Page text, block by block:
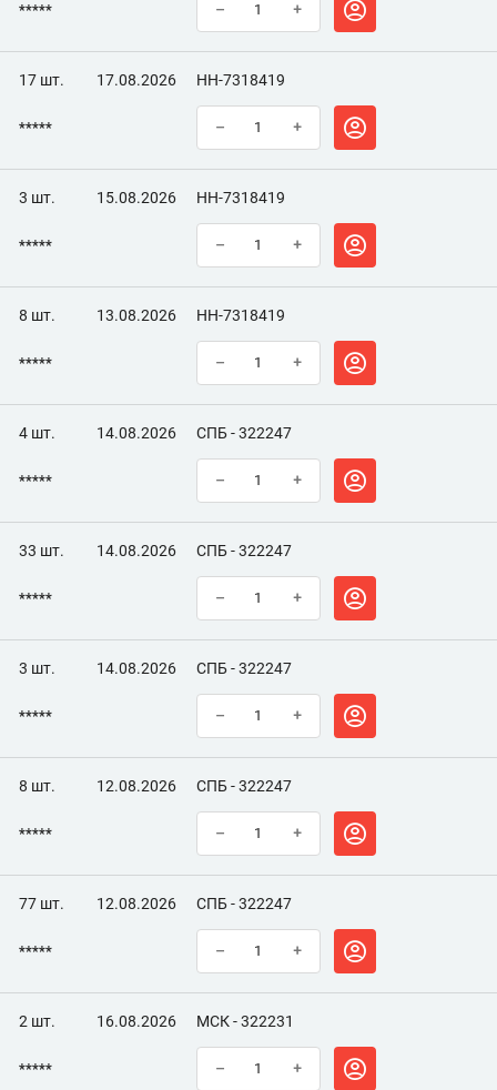
***** – +
17 шт. 17.08.2026 НН-7318419
***** – +
3 шт. 15.08.2026 НН-7318419
***** – +
8 шт. 13.08.2026 НН-7318419
***** – +
4 шт. 14.08.2026 СПБ - 322247
***** – +
33 шт. 14.08.2026 СПБ - 322247
***** – +
3 шт. 14.08.2026 СПБ - 322247
***** – +
8 шт. 12.08.2026 СПБ - 322247
***** – +
77 шт. 12.08.2026 СПБ - 322247
***** – +
2 шт. 16.08.2026 МСК - 322231
***** – +